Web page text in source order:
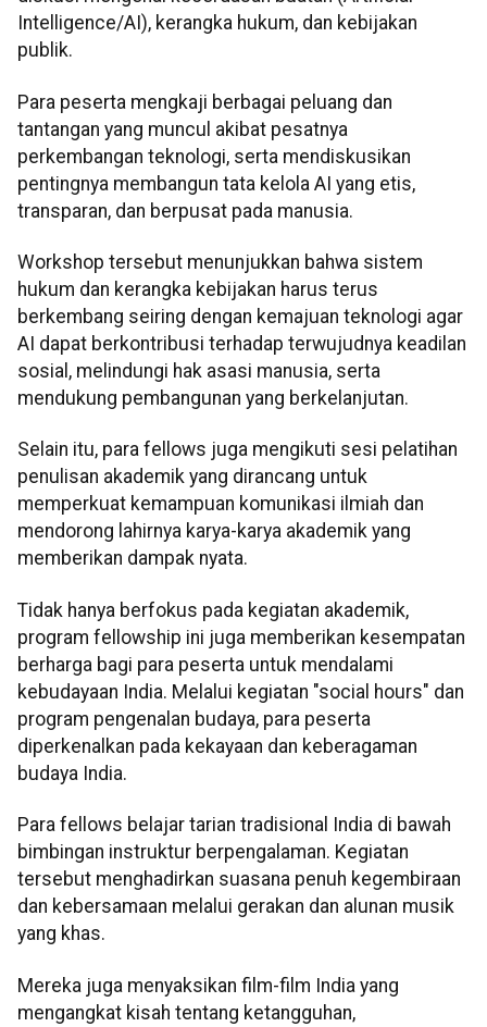
Intelligence/AI), kerangka hukum, dan kebijakan
publik.
Para peserta mengkaji berbagai peluang dan
tantangan yang muncul akibat pesatnya
perkembangan teknologi, serta mendiskusikan
pentingnya membangun tata kelola AI yang etis,
transparan, dan berpusat pada manusia.
Workshop tersebut menunjukkan bahwa sistem
hukum dan kerangka kebijakan harus terus
berkembang seiring dengan kemajuan teknologi agar
AI dapat berkontribusi terhadap terwujudnya keadilan
sosial, melindungi hak asasi manusia, serta
mendukung pembangunan yang berkelanjutan.
Selain itu, para fellows juga mengikuti sesi pelatihan
penulisan akademik yang dirancang untuk
memperkuat kemampuan komunikasi ilmiah dan
mendorong lahirnya karya-karya akademik yang
memberikan dampak nyata.
Tidak hanya berfokus pada kegiatan akademik,
program fellowship ini juga memberikan kesempatan
berharga bagi para peserta untuk mendalami
kebudayaan India. Melalui kegiatan "social hours" dan
program pengenalan budaya, para peserta
diperkenalkan pada kekayaan dan keberagaman
budaya India.
Para fellows belajar tarian tradisional India di bawah
bimbingan instruktur berpengalaman. Kegiatan
tersebut menghadirkan suasana penuh kegembiraan
dan kebersamaan melalui gerakan dan alunan musik
yang khas.
Mereka juga menyaksikan film-film India yang
mengangkat kisah tentang ketangguhan,